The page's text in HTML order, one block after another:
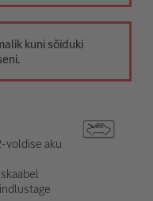
kuni sõiduki
voldise aku